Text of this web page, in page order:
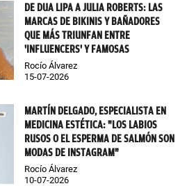
DE DUA LIPA A JULIA ROBERTS: LAS
MARCAS DE BIKINIS Y BAÑADORES
QUE MÁS TRIUNFAN ENTRE
'INFLUENCERS' Y FAMOSAS
Rocío Álvarez
15-07-2026
MARTÍN DELGADO, ESPECIALISTA EN
MEDICINA ESTÉTICA: "LOS LABIOS
RUSOS O EL ESPERMA DE SALMÓN SON
MODAS DE INSTAGRAM"
Rocío Álvarez
10-07-2026